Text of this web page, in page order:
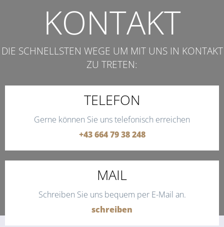
KONTAKT
DIE SCHNELLSTEN WEGE UM MIT UNS IN KONTAKT
ZU TRETEN:
TELEFON
Gerne können Sie uns telefonisch erreichen
+43 664 79 38 248
MAIL
Schreiben Sie uns bequem per E-Mail an.
schreiben